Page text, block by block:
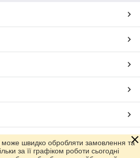
Prom.ua
може швидко обробляти замовлення та
за її графіком роботи сьогодні